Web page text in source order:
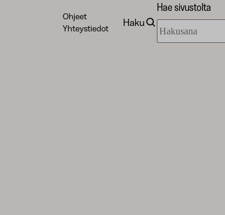
Ohjeet
Yhteystiedot
Haku
Hae sivustolta
sivustolta